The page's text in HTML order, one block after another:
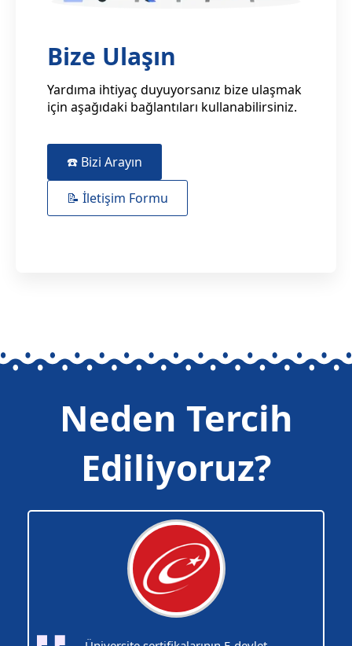
Bize Ulaşın
Yardıma ihtiyaç duyuyorsanız bize ulaşmak
için aşağıdaki bağlantıları kullanabilirsiniz.
☎️ Bizi Arayın
📝 İletişim Formu
Neden Tercih
Ediliyoruz?